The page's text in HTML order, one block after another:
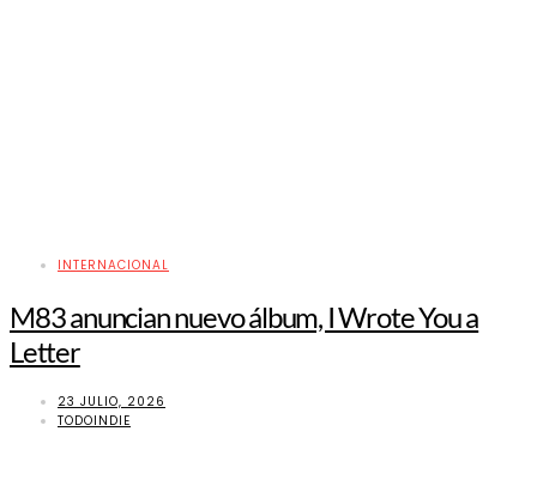
INTERNACIONAL
M83 anuncian nuevo álbum, I Wrote You a
Letter
23 JULIO, 2026
TODOINDIE